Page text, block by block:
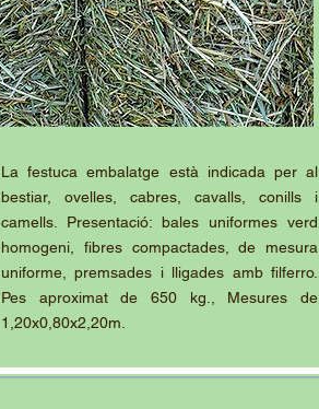
La festuca embalatge està indicada per al
bestiar, ovelles, cabres, cavalls, conills i
camells. Presentació: bales uniformes verd
homogeni, fibres compactades, de mesura
uniforme, premsades i lligades amb filferro.
Pes aproximat de 650 kg., Mesures de
1,20x0,80x2,20m.